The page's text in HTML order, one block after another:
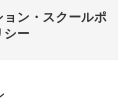
ン・スクールポ
シー